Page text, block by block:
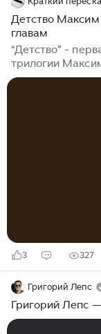
Детство Максим
главам
“Детство” -
трилогии
описывает свои
3 327
Григорий Лепс
Григорий Лепс